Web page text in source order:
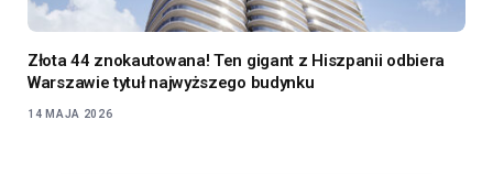
Złota 44 znokautowana! Ten gigant z Hiszpanii odbiera
Warszawie tytuł najwyższego budynku
14 MAJA 2026